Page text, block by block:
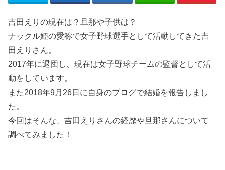
吉田えりの現在は？旦那や子供は？
ナックル姫の愛称で女子野球選手として活動してきた吉
田えりさん。
2017年に退団し、現在は女子野球チームの監督として活
動をしています。
また2018年9月26日に自身のブログで結婚を報告しまし
た。
今回はそんな、吉田えりさんの経歴や旦那さんについて
調べてみました！